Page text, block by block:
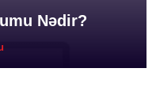
Nədir?